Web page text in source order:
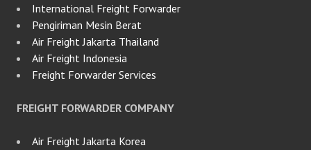
International Freight Forwarder
Pengiriman Mesin Berat
Air Freight Jakarta Thailand
Air Freight Indonesia
Freight Forwarder Services
FREIGHT FORWARDER COMPANY
Air Freight Jakarta Korea